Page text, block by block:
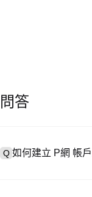
問答
Q 如何建立 P網 帳